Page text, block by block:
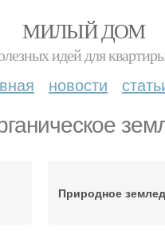
МИЛЫЙ ДОМ
идей для
новости
Природное